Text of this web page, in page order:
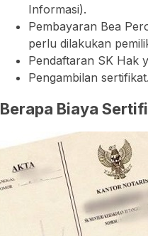
Informasi).
Pembayaran Bea
perlu dilakukan
Pendaftaran SK Hak
Pengambilan sertifikat.
Berapa Biaya